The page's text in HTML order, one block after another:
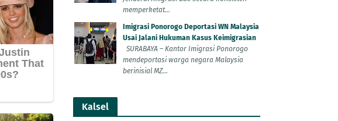
memperketat...
Imigrasi Ponorogo Deportasi WN Malaysia
Usai Jalani Hukuman Kasus Keimigrasian
SURABAYA – Kantor Imigrasi Ponorogo
mendeportasi warga negara Malaysia
berinisial MZ...
Kalsel